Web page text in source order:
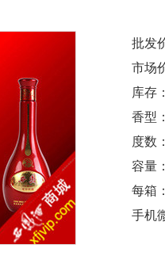
批发
市场
库存
香型
度数
容量
每箱
手机